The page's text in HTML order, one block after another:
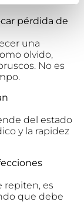
pérdida de
una
olvido,
No es
del estado
y la rapidez
repiten, es
que debe